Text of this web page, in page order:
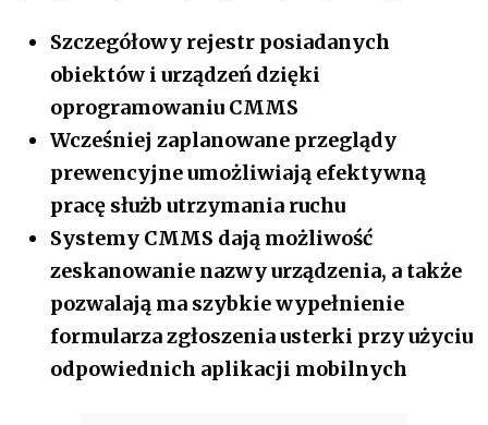
Szczegółowy rejestr posiadanych
obiektów i urządzeń dzięki
oprogramowaniu CMMS
Wcześniej zaplanowane przeglądy
prewencyjne umożliwiają efektywną
pracę służb utrzymania ruchu
Systemy CMMS dają możliwość
zeskanowanie nazwy urządzenia, a także
pozwalają ma szybkie wypełnienie
formularza zgłoszenia usterki przy użyciu
odpowiednich aplikacji mobilnych